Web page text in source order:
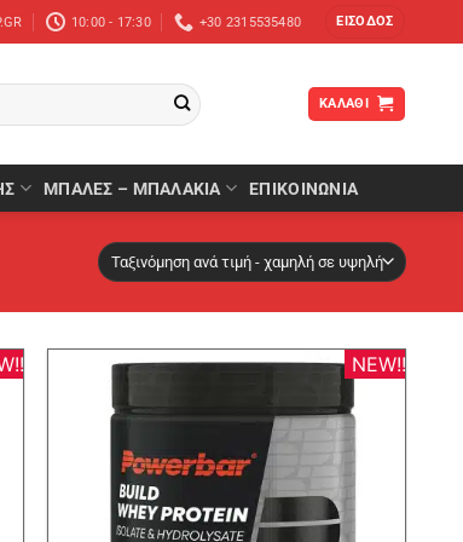
10:00 - 17:30 +30 2315535480 ΕΊΣΟΔΟΣ
ΚΑΛΆΘΙ
ΜΠΆΛΕΣ – ΜΠΑΛΆΚΙΑ ΕΠΙΚΟΙΝΩΝΙΑ
NEW!!